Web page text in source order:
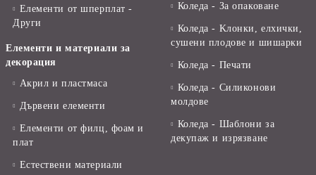
Елементи от шперплат -
Други
Елементи и материали за
декорация
Акрил и пластмаса
Дървени елементи
Елементи от филц, фоам и
плат
Естествени материали
Коледа - За опаковане
Коледа - Kлонки, елхички,
сушени плодове и шишарки
Коледа - Печати
Коледа - Силиконови
молдове
Коледа - Шаблони за
декупаж и изрязване